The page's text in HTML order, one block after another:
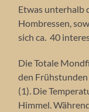
Etwas unterhalb
Hombressen,
sich ca. 40
Die Totale
den
(1). Die
Himmel.